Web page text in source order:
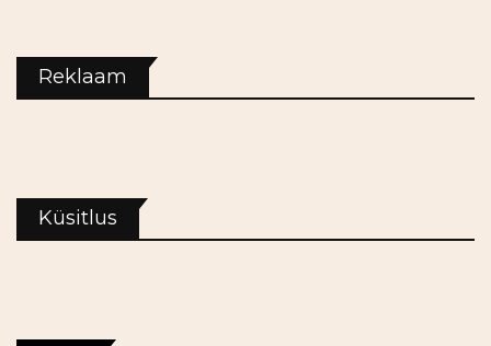
Reklaam
Küsitlus